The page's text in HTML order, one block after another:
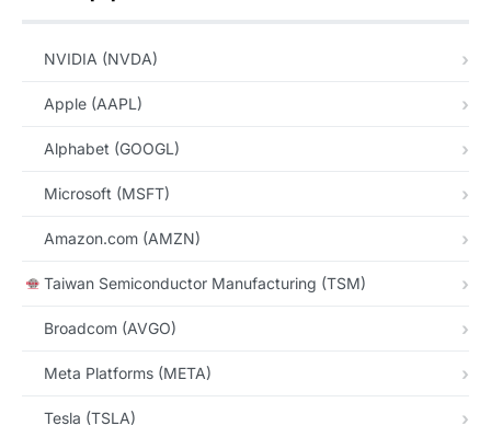
NVIDIA (NVDA)
Apple (AAPL)
Alphabet (GOOGL)
Microsoft (MSFT)
Amazon.com (AMZN)
Taiwan Semiconductor Manufacturing (TSM)
Broadcom (AVGO)
Meta Platforms (META)
Tesla (TSLA)